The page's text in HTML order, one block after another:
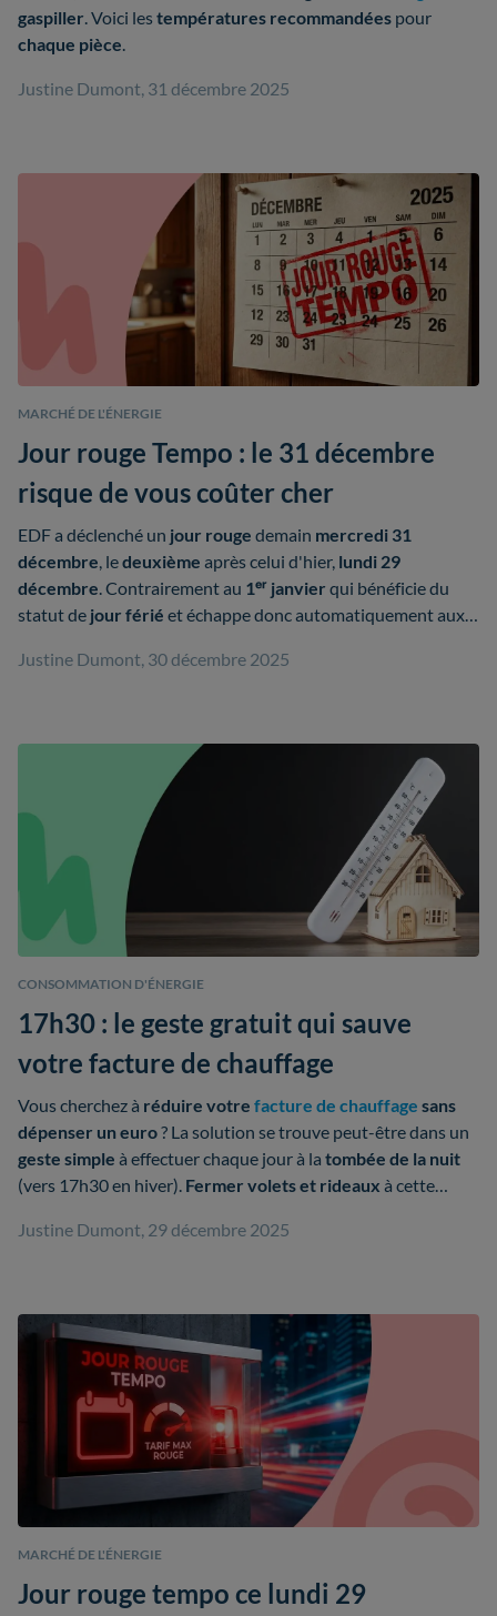
gaspiller.Voici lestempératures recommandées pour
chaque pièce.
Justine Dumont, 31 décembre 2025
MARCHÉ DE L'ÉNERGIE
Jour rouge Tempo : le 31 décembre
risque de vous coûter cher
EDF a déclenché un jour rouge demain mercredi 31
décembre, ledeuxième après celui d'hier, lundi 29
décembre. Contrairement au 1ᵉʳ janvier qui bénéficie du
statut de jour férié et échappe donc automatiquement aux
tarification blanche ou rouge.
Justine Dumont, 30 décembre 2025
CONSOMMATION D'ÉNERGIE
17h30 : le geste gratuit qui sauve
votre facture de chauffage
Vous cherchez à réduire votre facture de chauffage sans
dépenser un euro? La solution se trouve peut-être dans un
geste simple à effectuer chaque jour à la tombée de la nuit
(vers 17h30 en hiver). Fermer volets et rideaux à cette
la chaleur chez soi.
Justine Dumont, 29 décembre 2025
MARCHÉ DE L'ÉNERGIE
Jour rouge tempo ce lundi 29